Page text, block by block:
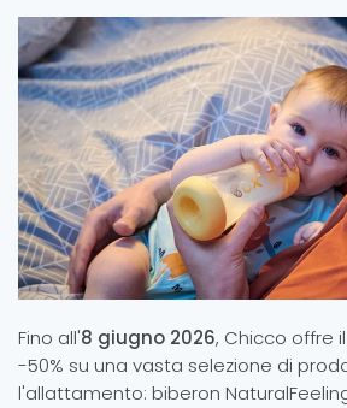
Fino all'8 giugno 2026, Chicco offre
-50% su una vasta selezione di
l'allattamento: biberon